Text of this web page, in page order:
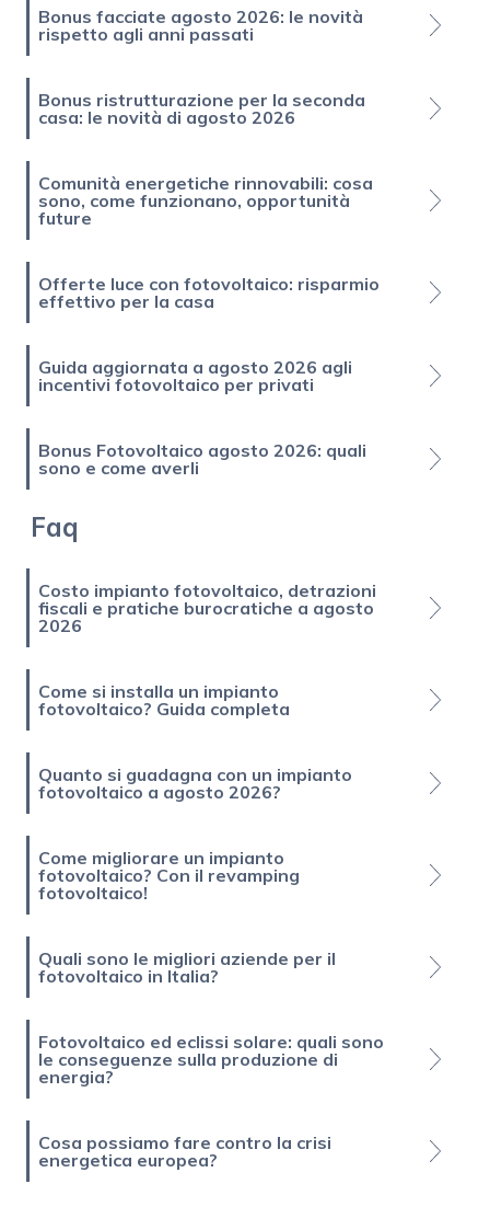
Bonus facciate agosto 2026: le novità
rispetto agli anni passati
Bonus ristrutturazione per la seconda
casa: le novità di agosto 2026
Comunità energetiche rinnovabili: cosa
sono, come funzionano, opportunità
future
Offerte luce con fotovoltaico: risparmio
effettivo per la casa
Guida aggiornata a agosto 2026 agli
incentivi fotovoltaico per privati
Bonus Fotovoltaico agosto 2026: quali
sono e come averli
Faq
Costo impianto fotovoltaico, detrazioni
fiscali e pratiche burocratiche a agosto
2026
Come si installa un impianto
fotovoltaico? Guida completa
Quanto si guadagna con un impianto
fotovoltaico a agosto 2026?
Come migliorare un impianto
fotovoltaico? Con il revamping
fotovoltaico!
Quali sono le migliori aziende per il
fotovoltaico in Italia?
Fotovoltaico ed eclissi solare: quali sono
le conseguenze sulla produzione di
energia?
Cosa possiamo fare contro la crisi
energetica europea?